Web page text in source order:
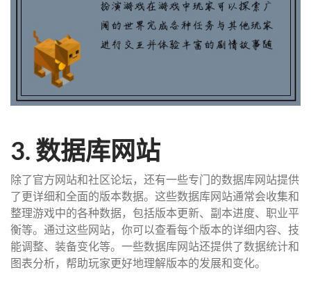
3. 数据库网站
除了官方网站和社区论坛，还有一些专门的数据库网站提供
了更详细和全面的版本数据。这些数据库网站通常会收集和
整理游戏中的各种数据，包括版本更新、副本进度、职业平
衡等。通过这些网站，你可以查看每个版本的详细内容、技
能调整、装备变化等。一些数据库网站还提供了数据统计和
图表分析，帮助玩家更好地理解版本的发展和变化。